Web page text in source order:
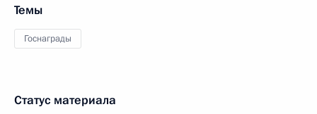
Темы
Госнаграды
Статус материала